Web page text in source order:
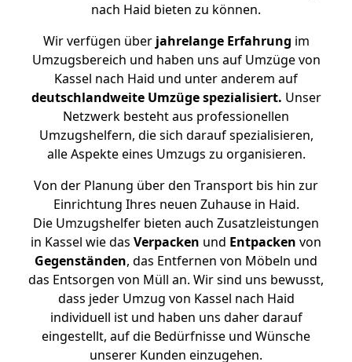
nach Haid bieten zu können.
Wir verfügen überjahrelange Erfahrung im
Umzugsbereich und haben uns auf Umzüge von
Kassel nach Haid und unter anderem auf
deutschlandweite Umzüge spezialisiert. Unser
Netzwerk besteht aus professionellen
Umzugshelfern, die sich darauf spezialisieren,
alle Aspekte eines Umzugs zu organisieren.
Von der Planung über den Transport bis hin zur
Einrichtung Ihres neuen Zuhause in Haid.
Die Umzugshelfer bieten auch Zusatzleistungen
in Kassel wie das Verpacken und Entpacken von
Gegenständen, das Entfernen von Möbeln und
das Entsorgen von Müll an. Wir sind uns bewusst,
dass jeder Umzug von Kassel nach Haid
individuell ist und haben uns daher darauf
eingestellt, auf die Bedürfnisse und Wünsche
unserer Kunden einzugehen.